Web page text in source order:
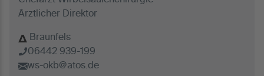
Ärztlicher Direktor
Braunfels
06442 939-199
ws-okb@atos.de